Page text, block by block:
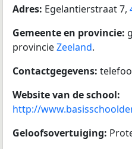
Adres: Egelantierstraat 7,
Gemeente en provincie:
provincieZeeland.
Contactgegevens:
Website van de school:
http://
Geloofsovertuiging: